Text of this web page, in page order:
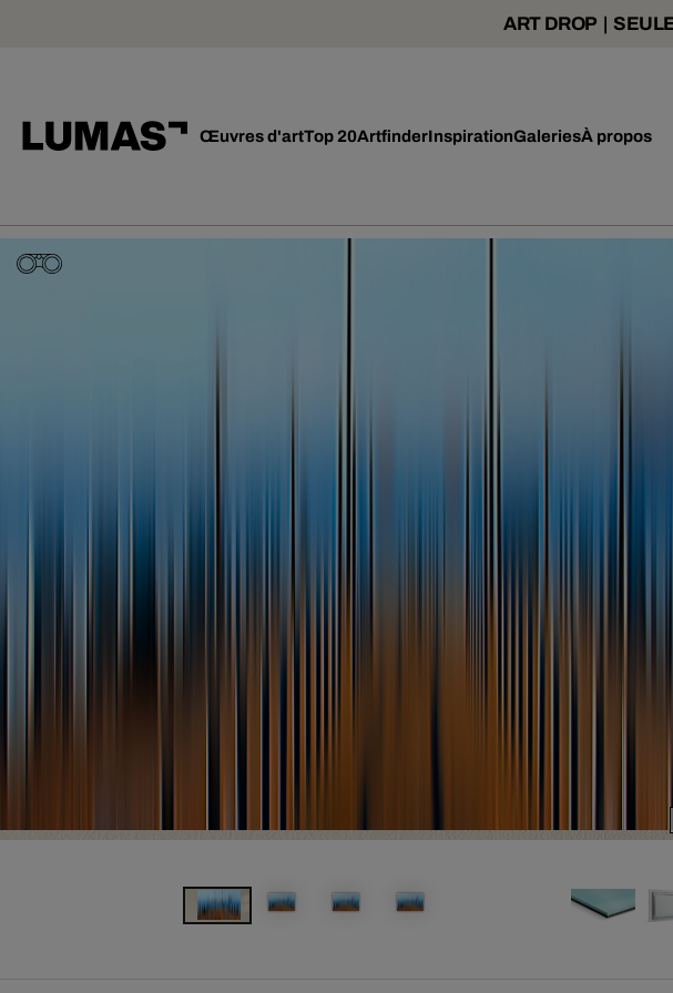
ART DROP |
Œuvres d'artTop 20ArtfinderInspirationGaleriesÀ propos